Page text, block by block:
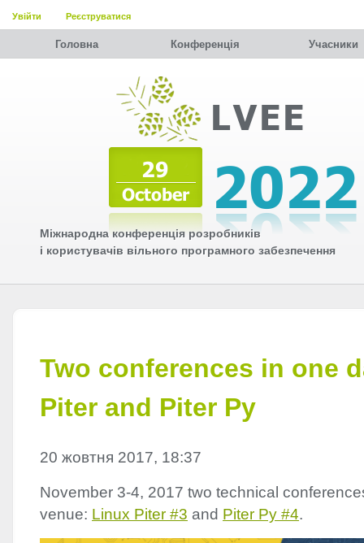
Увійти Реєструватися
Головна Конференція Учасники
Міжнародна конференція розробників
і користувачів вільного програмного забезпечення
Two conferences in one
Piter and Piter Py
20 жовтня 2017, 18:37
November 3-4, 2017 two technical
venue: Linux Piter #3 and Piter Py #4.